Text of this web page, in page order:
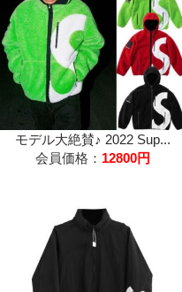
モデル大絶賛♪ 2022 Sup...
会員価格： 12800円